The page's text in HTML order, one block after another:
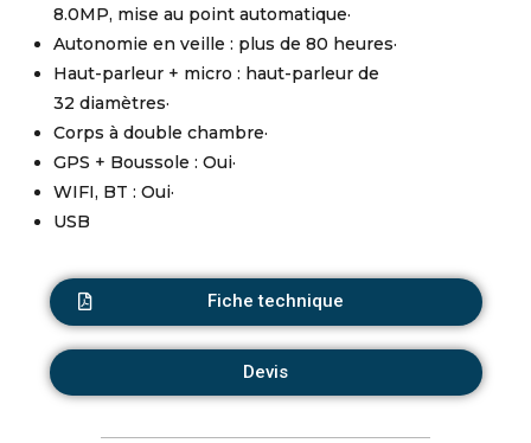
8.0MP, mise au point automatique·
Autonomie en veille : plus de 80 heures·
Haut-parleur + micro : haut-parleur de
32 diamètres·
Corps à double chambre·
GPS + Boussole : Oui·
WIFI, BT : Oui·
USB
Fiche technique
Devis